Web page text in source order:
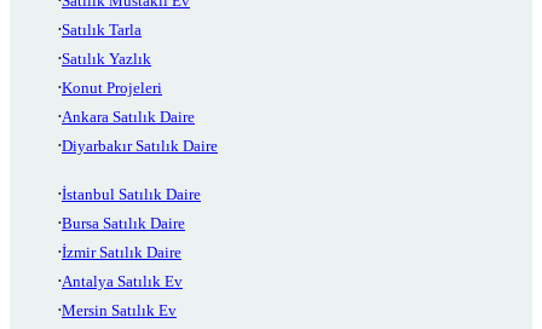
Satılık Tarla
Satılık Yazlık
Konut Projeleri
Ankara Satılık Daire
Diyarbakır Satılık Daire
İstanbul Satılık Daire
Bursa Satılık Daire
İzmir Satılık Daire
Antalya Satılık Ev
Mersin Satılık Ev